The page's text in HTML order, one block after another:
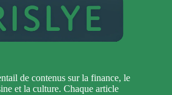
de contenus sur la finance, le
et la culture. Chaque article